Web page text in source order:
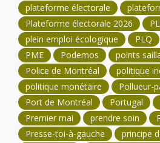
plateforme électorale
Plateforme électorale 2026
plein emploi écologique
PLQ
PME
Podemos points
Police de Montréal
politique
politique monétaire
Pollueur-
Port de Montréal
Portugal
Premier mai
prendre soin
Presse-toi-à-gauche
principe